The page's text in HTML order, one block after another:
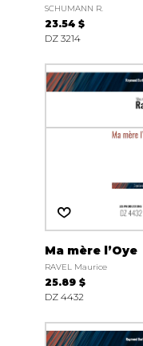
SCHUMANN R.
23.54 $
DZ 3214
Ma mère l’Oye
RAVEL Maurice
25.89 $
DZ 4432